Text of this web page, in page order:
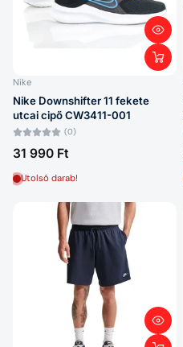
Nike
Nike Downshifter 11 fekete
utcai cipő CW3411-001
(0)
31 990 Ft
Utolsó darab!